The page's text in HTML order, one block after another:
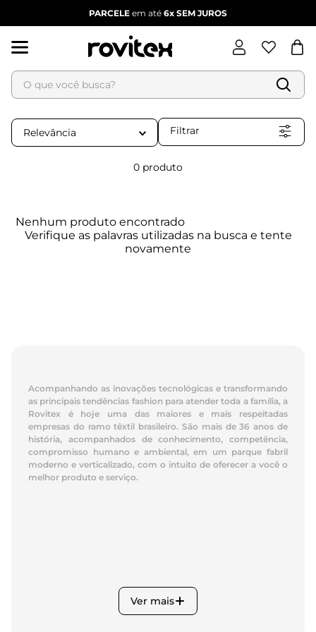
PARCELE em até 6x SEM JUROS
O que você busca?
Relevância Filtrar
0 produto
Nenhum produto encontrado
Acompanhando as inovações tecnológicas e transformando
as principais tendências fashion para atender toda a família, a
Rovitex é hoje uma das maiores e mais respeitadas
empresas do ramo têxtil brasileiro. São mais de 36 anos de
história, acompanhados de conhecimento, competência,
compromisso humano e ambiental, em um parque fabril
moderno e verticalizado, com o intuito de oferecer a você o
melhor produto e serviço.
Ver mais
Termos mais buscados
1
2º
vestido
6º conjunto feminino